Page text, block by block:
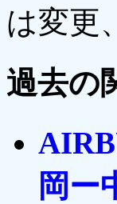
は変更
過去の
岡ー